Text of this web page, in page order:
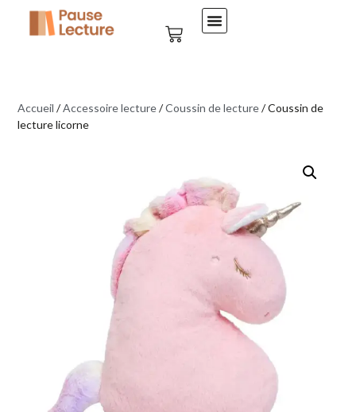
Accueil /Accessoire lecture/Coussin de lecture/ Coussin de
lecture licorne